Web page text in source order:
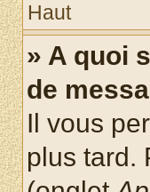
Haut
» A quoi
de
Il vous
plus tard.